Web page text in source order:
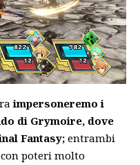
impersoneremo i
di Grymoire, dove
Fantasy; entrambi
poteri molto